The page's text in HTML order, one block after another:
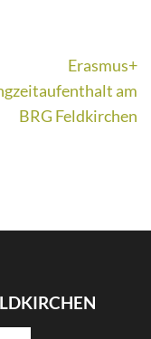
Erasmus+
am
BRG Feldkirchen